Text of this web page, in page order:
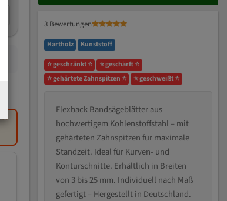
×
3 Bewertungen
Hartholz
Kunststoff
⭐ geschränkt ⭐
⭐ geschärft ⭐
⭐ gehärtete Zahnspitzen ⭐
⭐ geschweißt ⭐
Flexback Bandsägeblätter aus
hochwertigem Kohlenstoffstahl – mit
gehärteten Zahnspitzen für maximale
Standzeit. Ideal für Kurven- und
Konturschnitte. Erhältlich in Breiten
von 3 bis 25 mm. Individuell nach Maß
gefertigt – Hergestellt in Deutschland.